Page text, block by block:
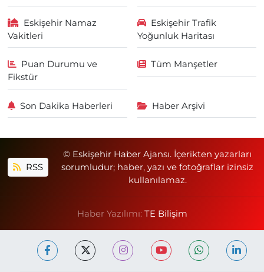
Eskişehir Namaz
Vakitleri
Eskişehir Trafik
Yoğunluk Haritası
Puan Durumu ve
Fikstür
Tüm Manşetler
Son Dakika Haberleri Haber Arşivi
RSS
© Eskişehir Haber Ajansı. İçerikten yazarları
sorumludur; haber, yazı ve fotoğraflar izinsiz
kullanılamaz.
Haber Yazılımı: TE Bilişim